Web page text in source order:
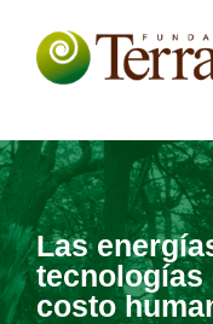
Las
tecnologías
costo